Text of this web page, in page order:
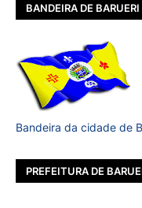
BANDEIRA DE BARUERI
Bandeira da cidade de
PREFEITURA DE